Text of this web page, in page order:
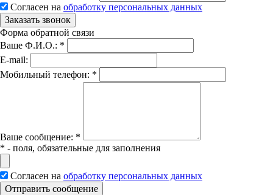
Согласен на обработку персональных данных
Заказать звонок
Форма обратной связи
Ваше Ф.И.О.: *
E-mail:
Мобильный телефон: *
Вашe сообщение: *
* - поля, обязательные для заполнения
Согласен на обработку персональных данных
Отправить сообщение